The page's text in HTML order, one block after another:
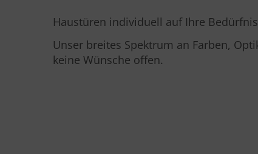
Haustüren individuell auf Ihre
Unser breites Spektrum an Farben,
keine Wünsche offen.